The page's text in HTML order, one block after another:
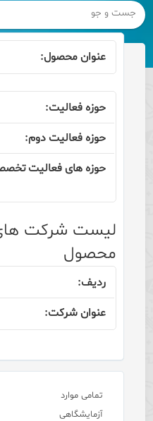
لیست شرکت های
محصول
تمامی موارد
آزمایشگاهی